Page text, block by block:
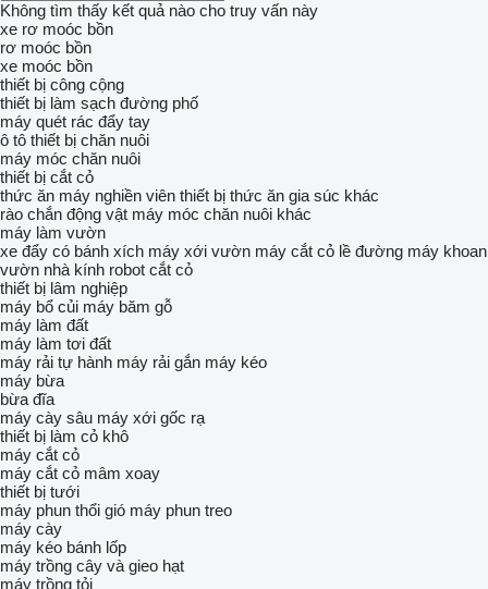
Không tìm thấy kết quả nào cho truy vấn này
xe rơ moóc bồn
rơ moóc bồn
xe moóc bồn
thiết bị công cộng
thiết bị làm sạch đường phố
máy quét rác đẩy tay
ô tô thiết bị chăn nuôi
máy móc chăn nuôi
thiết bị cắt cỏ
thức ăn máy nghiền viên thiết bị thức ăn gia súc khác
rào chắn động vật máy móc chăn nuôi khác
máy làm vườn
xe đẩy có bánh xích máy xới vườn máy cắt cỏ lề đường máy khoan
vườn nhà kính robot cắt cỏ
thiết bị lâm nghiệp
máy bổ củi máy băm gỗ
máy làm đất
máy làm tơi đất
máy rải tự hành máy rải gắn máy kéo
máy bừa
bừa đĩa
máy cày sâu máy xới gốc rạ
thiết bị làm cỏ khô
máy cắt cỏ
máy cắt cỏ mâm xoay
thiết bị tưới
máy phun thổi gió máy phun treo
máy cày
máy kéo bánh lốp
máy trồng cây và gieo hạt
máy trồng tỏi